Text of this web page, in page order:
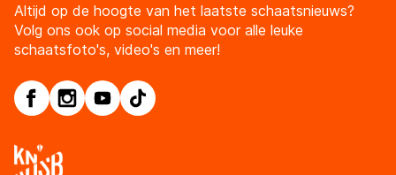
Altijd op de hoogte van het laatste schaatsnieuws?
Volg ons ook op social media voor alle leuke
schaatsfoto's, video's en meer!